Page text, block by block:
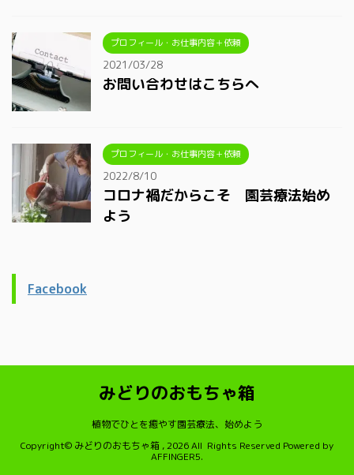
プロフィール・お仕事内容＋依頼
2021/03/28
お問い合わせはこちらへ
プロフィール・お仕事内容＋依頼
2022/8/10
コロナ禍だからこそ 園芸療法始め
よう
Facebook
みどりのおもちゃ箱
植物でひとを癒やす園芸療法、始めよう
Copyright© みどりのおもちゃ箱 , 2026 All Rights Reserved Powered by
AFFINGER5.